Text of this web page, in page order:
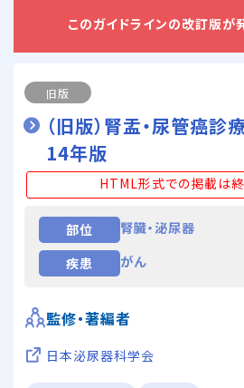
このガイドラインの改訂版が
旧版
（旧版）腎盂・尿管癌診
14年版
HTML形式での掲載は
部位
腎臓・泌尿器
疾患
がん
監修・著編者
日本泌尿器科学会